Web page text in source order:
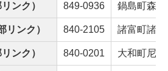
リンク） 849-0936 鍋島町森
リンク） 840-2105 諸富町諸
リンク） 840-0201 大和町尼